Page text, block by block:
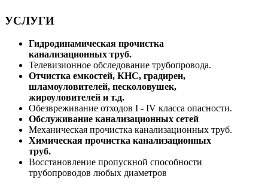
УСЛУГИ
Гидродинамическая прочистка
канализационных труб.
Телевизионное обследование трубопровода.
Отчистка емкостей, КНС, градирен,
шламоуловителей, песколовушек,
жироуловителей и т.д.
Обезвреживание отходов I - IV класса опасности.
Обслуживание канализационных сетей
Механическая прочистка канализационных труб.
Химическая прочистка канализационных
труб.
Восстановление пропускной способности
трубопроводов любых диаметров